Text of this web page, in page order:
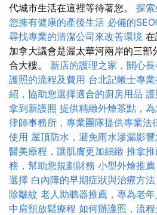
代城市生活在這裡等待著您。 探
您擁有健康的產後生活 必備的
尋找專業的清潔公司來改善環境 在
加拿大議會是渥太華河兩岸的三部
合大樓。 新店的護理之家，關心
護照的流程及費用 台北記帳士專
紹，協助您選擇適合的廚房用品
拿到新護照 提供精緻外燴茶點，
律師事務所，專業團隊提供專業法
使用 屋頂防水，避免雨水滲漏影
醫美療程，讓肌膚更加細緻 推拿
務，幫助您規劃財務 小型外燴推
選擇 白內障的早期症狀與治療方法
除皺紋 老人助聽器推薦，專為老
中肩頸放鬆療程 如何辦護照，流